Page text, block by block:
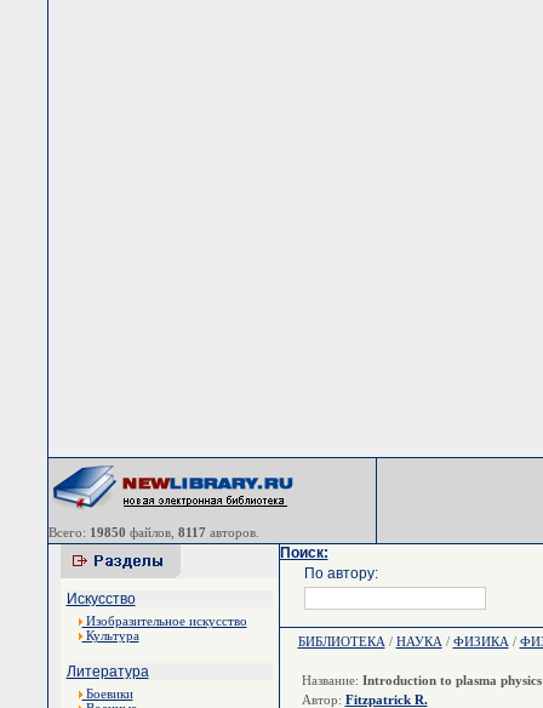
Всего: 19850 файлов, 8117 авторов.
Искусство
Изобразительное искусство
Культура
Литература
Боевики
Поиск:
По автору:
БИБЛИОТЕКА / НАУКА / ФИЗИКА /
Название: Introduction to plasma
Автор: Fitzpatrick R.